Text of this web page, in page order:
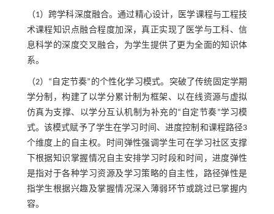
（1）跨学科深度融合。通过精心设计，医学课程与工程技
术课程知识点融合程度加深，真正实现了医学与工科、信
息科学的深度交叉融合，为学生提供了更为全面的知识体
系。
（2）“自定节奏”的个性化学习模式。突破了传统固定学期
学分制，构建了以学分累计制为框架、以在线资源与虚拟
仿真为支撑、以学分互认机制为补充的“自定节奏”学习模
式。该模式赋予了学生在学习时间、进度控制和课程路径3
个维度上的自主权。时间弹性强调学生可在学习社区支撑
下根据知识掌握情况自主安排学习时段和时间，进度弹性
是指对于各种学习资源及学习策略的自主性，路径弹性是
指学生根据兴趣及掌握情况深入薄弱环节或跳过已掌握内
容。